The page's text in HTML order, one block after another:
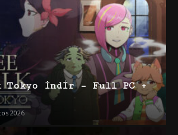
Tokyo İndir – Full PC +
2026